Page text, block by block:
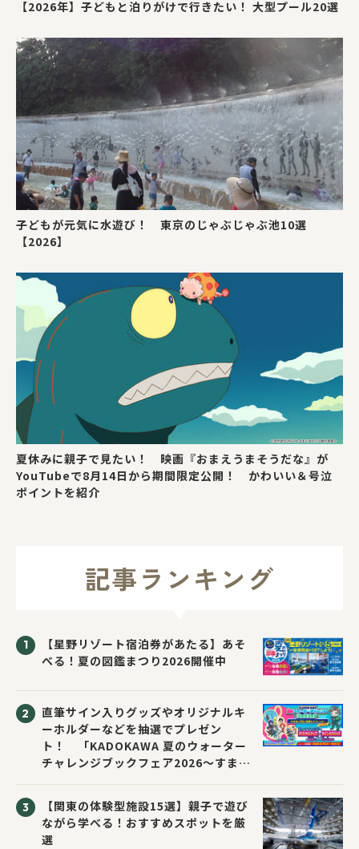
【2026年】子どもと泊りがけで行きたい！ 大型プール20選
子どもが元気に水遊び！ 東京のじゃぶじゃぶ池10選
【2026】
夏休みに親子で見たい！ 映画『おまえうまそうだな』が
YouTubeで8月14日から期間限定公開！ かわいい＆号泣
ポイントを紹介
記事ランキング
【星野リゾート宿泊券があたる】あそ
べる！夏の図鑑まつり2026開催中
直筆サイン入りグッズやオリジナルキ
ーホルダーなどを抽選でプレゼン
ト！ 「KADOKAWA 夏のウォーター
チャレンジブックフェア2026～すまな
【関東の体験型施設15選】親子で遊び
ながら学べる！おすすめスポットを厳
選